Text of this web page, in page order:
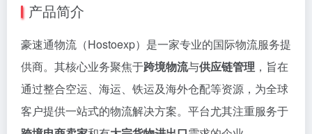
产品简介
豪速通物流（Hostoexp）是一家专业的国际物流服务提
供商。其核心业务聚焦于跨境物流与供应链管理 ，旨在
通过整合空运、海运、铁运及海外仓配等资源，为全球
客户提供一站式的物流解决方案。平台尤其注重服务于